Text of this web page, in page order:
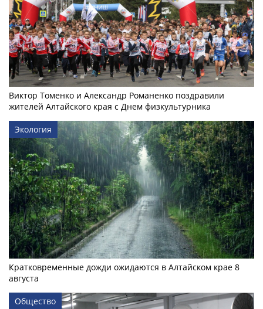
Виктор Томенко и Александр Романенко поздравили
жителей Алтайского края с Днем физкультурника
Экология
Кратковременные дожди ожидаются в Алтайском крае 8
августа
Общество